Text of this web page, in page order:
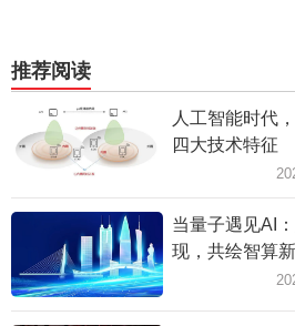
推荐阅读
人工智能时代
四大技术特征
当量子遇见AI
现，共绘智算